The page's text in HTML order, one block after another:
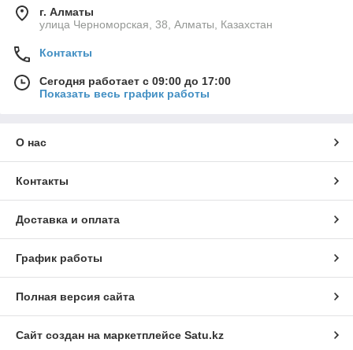
г. Алматы
улица Черноморская, 38, Алматы, Казахстан
Контакты
Сегодня работает с 09:00 до 17:00
Показать весь график работы
О нас
Контакты
Доставка и оплата
График работы
Полная версия сайта
Сайт создан на маркетплейсе Satu.kz